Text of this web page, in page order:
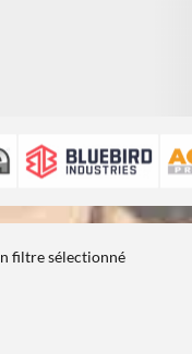
filtre sélectionné